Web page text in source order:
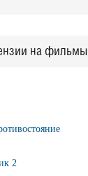
на фильмы
2